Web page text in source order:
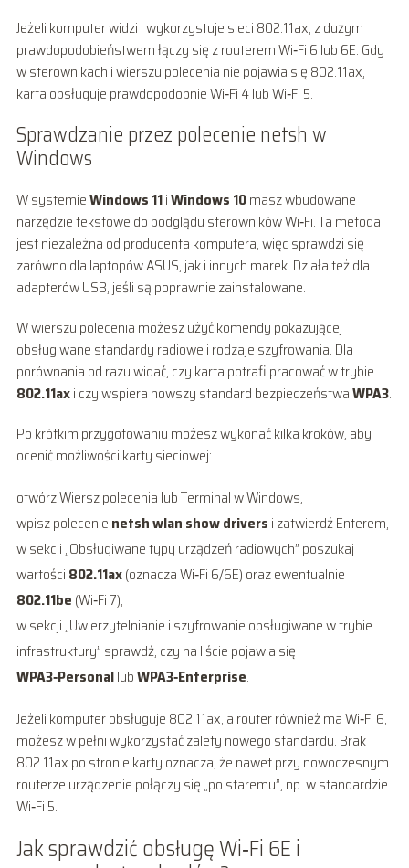
Jeżeli komputer widzi i wykorzystuje sieci 802.11ax, z dużym
prawdopodobieństwem łączy się z routerem Wi‑Fi 6 lub 6E. Gdy
w sterownikach i wierszu polecenia nie pojawia się 802.11ax,
karta obsługuje prawdopodobnie Wi‑Fi 4 lub Wi‑Fi 5.
Sprawdzanie przez polecenie netsh w
Windows
W systemieWindows 11iWindows 10masz wbudowane
narzędzie tekstowe do podglądu sterowników Wi‑Fi. Ta metoda
jest niezależna od producenta komputera, więc sprawdzi się
zarówno dla laptopów ASUS, jak i innych marek. Działa też dla
adapterów USB, jeśli są poprawnie zainstalowane.
W wierszu polecenia możesz użyć komendy pokazującej
obsługiwane standardy radiowe i rodzaje szyfrowania. Dla
porównania od razu widać, czy karta potrafi pracować w trybie
802.11axi czy wspiera nowszy standard bezpieczeństwaWPA3.
Po krótkim przygotowaniu możesz wykonać kilka kroków, aby
ocenić możliwości karty sieciowej:
otwórz Wiersz polecenia lub Terminal w Windows,
wpisz polecenie netsh wlan show drivers i zatwierdź Enterem,
w sekcji „Obsługiwane typy urządzeń radiowych” poszukaj
wartości 802.11ax(oznacza Wi‑Fi 6/6E) oraz ewentualnie
802.11be (Wi‑Fi 7),
w sekcji „Uwierzytelnianie i szyfrowanie obsługiwane w trybie
infrastruktury” sprawdź, czy na liście pojawia się
WPA3‑PersonallubWPA3‑Enterprise.
Jeżeli komputer obsługuje 802.11ax, a router również ma Wi‑Fi 6,
możesz w pełni wykorzystać zalety nowego standardu. Brak
802.11ax po stronie karty oznacza, że nawet przy nowoczesnym
routerze urządzenie połączy się „po staremu”, np. w standardzie
Wi‑Fi 5.
Jak sprawdzić obsługę Wi‑Fi 6E i